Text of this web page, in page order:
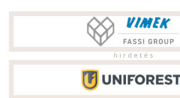
h i r d e t é s